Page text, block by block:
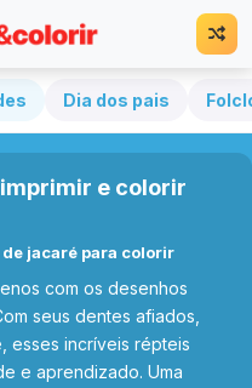
Dia dos pais
e colorir
jacaré para colorir
com os desenhos
seus dentes afiados,
esses incríveis répteis
e aprendizado. Uma